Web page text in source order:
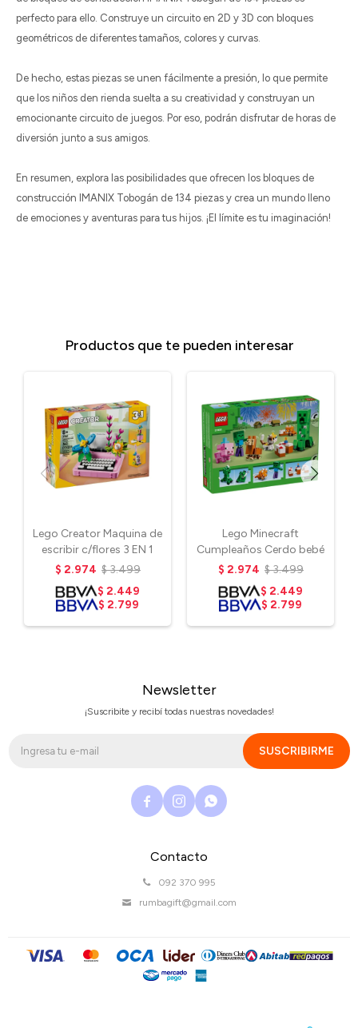
perfecto para ello. Construye un circuito en 2D y 3D con bloques
geométricos de diferentes tamaños, colores y curvas.
De hecho, estas piezas se unen fácilmente a presión, lo que permite
que los niños den rienda suelta a su creatividad y construyan un
emocionante circuito de juegos. Por eso, podrán disfrutar de horas de
diversión junto a sus amigos.
En resumen, explora las posibilidades que ofrecen los bloques de
construcción IMANIX Tobogán de 134 piezas y crea un mundo lleno
de emociones y aventuras para tus hijos. ¡El límite es tu imaginación!
Productos que te pueden interesar
Lego Creator Maquina de
escribir c/flores 3 EN 1
$ 2.974 $3.499
$ 2.449
$ 2.799
Lego Minecraft
Cumpleaños Cerdo bebé
$ 2.974 $3.499
$ 2.449
$ 2.799
Contacto
092 370 995
rumbagift@gmail.com
Newsletter
¡Suscribite y recibí todas nuestras novedades!
SUSCRIBIRME
  